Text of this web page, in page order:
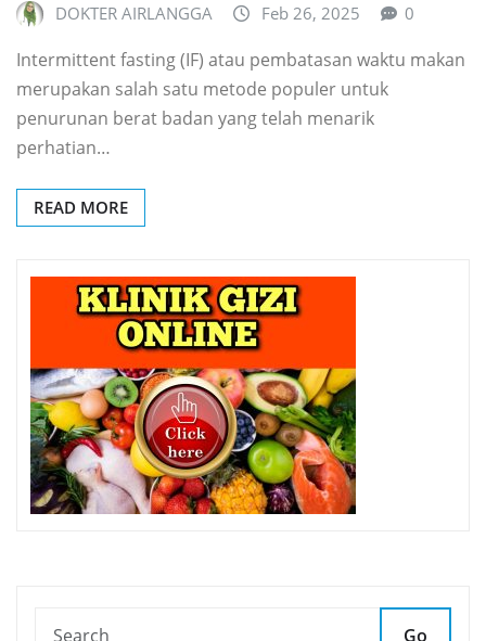
DOKTER AIRLANGGA Feb 26, 2025 0
Intermittent fasting (IF) atau pembatasan waktu makan
merupakan salah satu metode populer untuk
penurunan berat badan yang telah menarik
perhatian…
READ MORE
Go